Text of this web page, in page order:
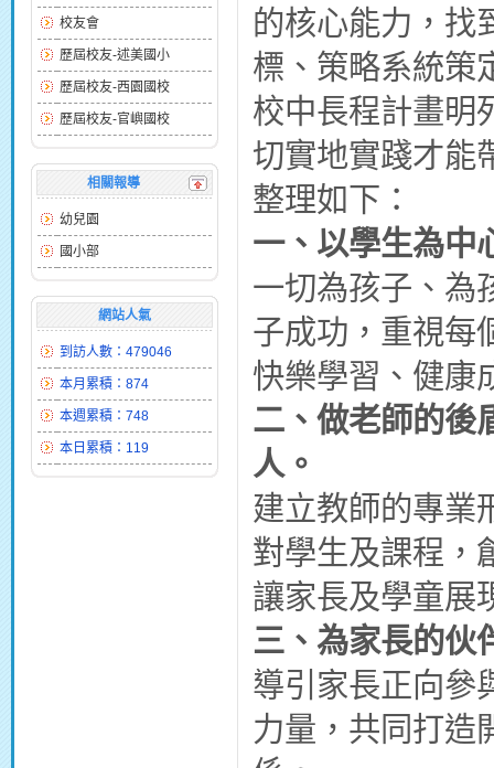
校友會
歷屆校友-述美國小
歷屆校友-西園國校
歷屆校友-官嶼國校
相關報導
幼兒園
國小部
網站人氣
到訪人數：479046
本月累積：874
本週累積：748
本日累積：119
的核心能力，找
標、策略系統策
校中長程計畫明
切實地實踐才能
整理如下：
一、 以學生為中
一切為孩子、為
子成功，重視每
快樂學習、健康
二、 做老師的後
人。
建立教師的專業
對學生及課程，
讓家長及學童展
三、 為家長的伙
導引家長正向參
力量，共同打造